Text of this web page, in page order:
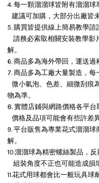
4. 每一顆溜溜球皆附有溜溜球
建議可加購，大部分出廠皆
5. 購買皆提供線上簡易教學諮
請務必索取相關安裝教學影
解。
6. 商品多為海外帶回，運送過
7. 商品多為工廠大量製造，每
微小氣泡、色差、細微刮痕
物為準。
8. 實體店鋪與網路價格各平台
價格及品項可能會有些許差
9. 平台販售為專業花式溜溜
解。
10.溜溜球為精密螺絲製品，
組裝角度不正也可能造成損
11.花式用球都會比一般玩具